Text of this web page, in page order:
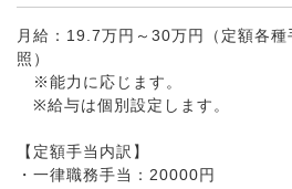
月給：19.7万円～30万円（定額各
照）
※能力に応じます。
※給与は個別設定します。
【定額手当内訳】
・一律職務手当：20000円